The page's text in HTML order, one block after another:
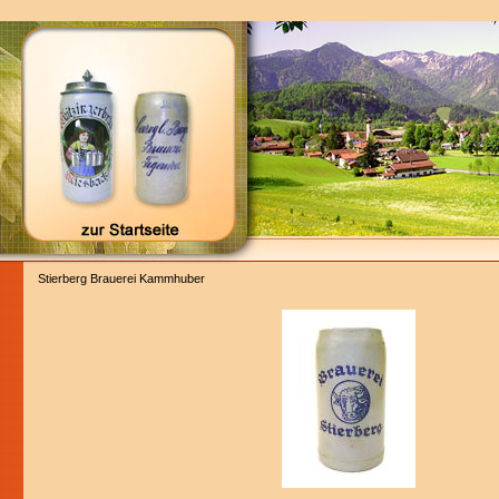
Stierberg Brauerei Kammhuber